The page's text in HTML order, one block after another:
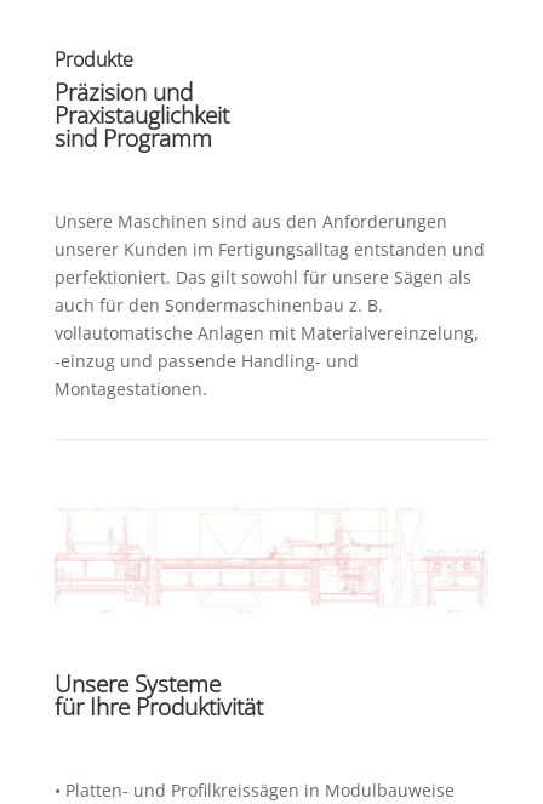
Produkte
Präzision und
Praxistauglichkeit
sind Programm
Unsere Maschinen sind aus den Anforderungen
unserer Kunden im Fertigungsalltag entstanden und
perfektioniert. Das gilt sowohl für unsere Sägen als
auch für den Sondermaschinenbau z. B.
vollautomatische Anlagen mit Materialvereinzelung,
-einzug und passende Handling- und
Montagestationen.
Unsere Systeme
für Ihre Produktivität
• Platten- und Profilkreissägen in Modulbauweise